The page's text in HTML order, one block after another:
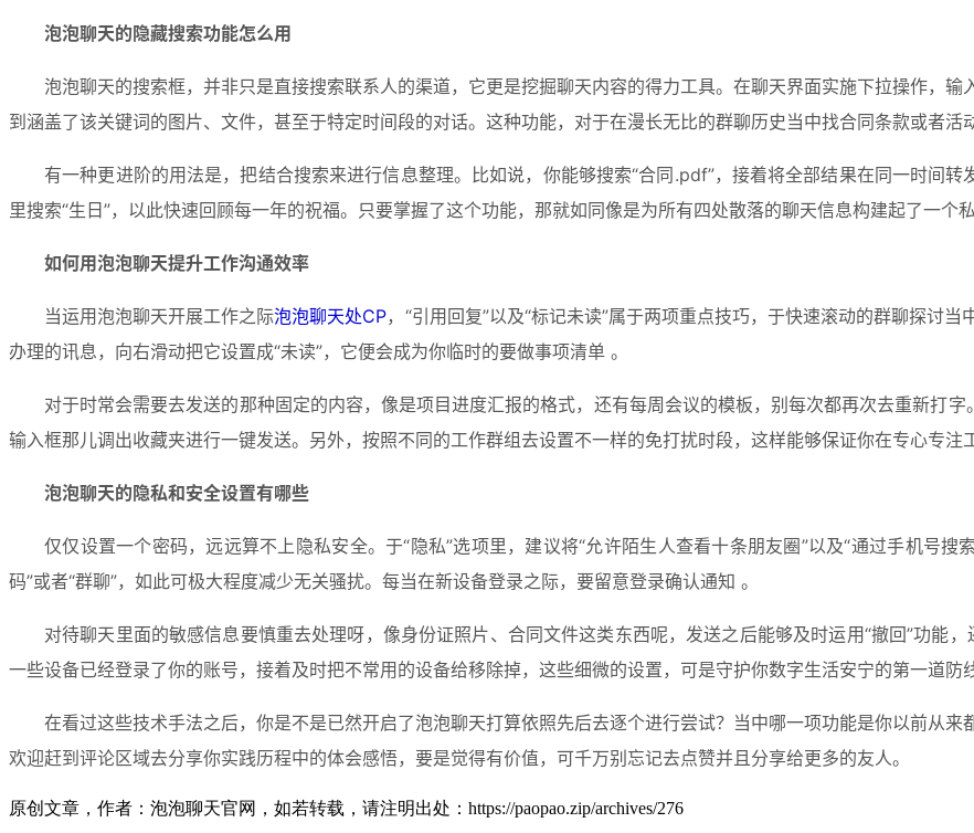
泡泡聊天的隐藏搜索功能怎么用
泡泡聊天的搜索框，并非只是直接搜索联系人的渠道，它更是挖掘聊天内容的得力工具。在聊天界面实施下拉操作，
到涵盖了该关键词的图片、文件，甚至于特定时间段的对话。这种功能，对于在漫长无比的群聊历史当中找合同条款或者活
有一种更进阶的用法是，把结合搜索来进行信息整理。比如说，你能够搜索“合同.pdf”，接着将全部结果在同一时间
里搜索“生日”，以此快速回顾每一年的祝福。只要掌握了这个功能，那就如同像是为所有四处散落的聊天信息构建起了一个
如何用泡泡聊天提升工作沟通效率
当运用泡泡聊天开展工作之际泡泡聊天处CP，“引用回复”以及“标记未读”属于两项重点技巧，于快速滚动的群聊探讨
办理的讯息，向右滑动把它设置成“未读”，它便会成为你临时的要做事项清单 。
对于时常会需要去发送的那种固定的内容，像是项目进度汇报的格式，还有每周会议的模板，别每次都再次去重新打
输入框那儿调出收藏夹进行一键发送。另外，按照不同的工作群组去设置不一样的免打扰时段，这样能够保证你在专心专注
泡泡聊天的隐私和安全设置有哪些
仅仅设置一个密码，远远算不上隐私安全。于“隐私”选项里，建议将“允许陌生人查看十条朋友圈”以及“通过手机号
码”或者“群聊”，如此可极大程度减少无关骚扰。每当在新设备登录之际，要留意登录确认通知 。
对待聊天里面的敏感信息要慎重去处理呀，像身份证照片、合同文件这类东西呢，发送之后能够及时运用“撤回”功能
一些设备已经登录了你的账号，接着及时把不常用的设备给移除掉，这些细微的设置，可是守护你数字生活安宁的第一道防
在看过这些技术手法之后，你是不是已然开启了泡泡聊天打算依照先后去逐个进行尝试？当中哪一项功能是你以前从来
欢迎赶到评论区域去分享你实践历程中的体会感悟，要是觉得有价值，可千万别忘记去点赞并且分享给更多的友人。
原创文章，作者：泡泡聊天官网，如若转载，请注明出处：https://paopao.zip/archives/276